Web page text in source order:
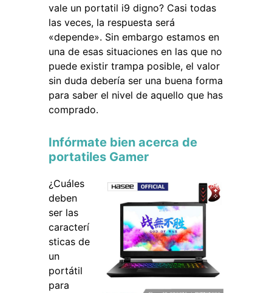
vale un portatil i9 digno? Casi todas
las veces, la respuesta será
«depende». Sin embargo estamos en
una de esas situaciones en las que no
puede existir trampa posible, el valor
sin duda debería ser una buena forma
para saber el nivel de aquello que has
comprado.
Infórmate bien acerca de
portatiles Gamer
¿Cuáles
deben
ser las
caracterí
sticas de
un
portátil
para